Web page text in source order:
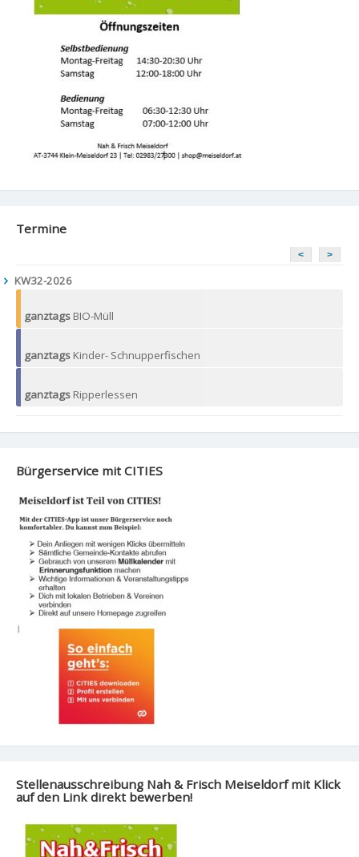
Termine
< >
KW32-2026
ganztags BIO-Müll
ganztags Kinder- Schnupperfischen
ganztags Ripperlessen
Bürgerservice mit CITIES
Stellenausschreibung Nah & Frisch Meiseldorf mit Klick
auf den Link direkt bewerben!